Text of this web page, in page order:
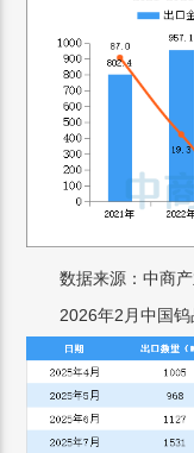
数据来源：中商
2026年2月中国